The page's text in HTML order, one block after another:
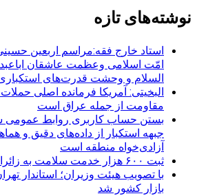
نوشته‌های تازه
استاد خارج فقه:مراسم اربعین
امّت اسلامی وعظمت عاشقان
السلام و وحشت قدرت‌های
البخیتی: آمریکا فرمانده اصلی
مقاومت از جمله عراق است
بستن حساب کاربری روابط عمومی
جبهه استکبار از داده‌های دقیق و
آزادی‌خواه منطقه است
ثبت ۶۰۰ هزار خدمت سلامت به زائران اربعین
با تصویب هیئت وزیران؛ استاندار
بازار کشور شد